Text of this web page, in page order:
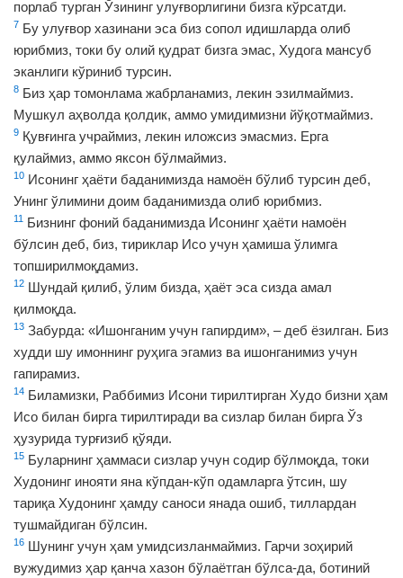
порлаб турган Ўзининг улуғворлигини бизга кўрсатди.
7 Бу улуғвор хазинани эса биз сопол идишларда олиб
юрибмиз, токи бу олий қудрат бизга эмас, Худога мансуб
эканлиги кўриниб турсин.
8 Биз ҳар томонлама жабрланамиз, лекин эзилмаймиз.
Мушкул аҳволда қолдик, аммо умидимизни йўқотмаймиз.
9 Қувғинга учраймиз, лекин иложсиз эмасмиз. Ерга
қулаймиз, аммо яксон бўлмаймиз.
10 Исонинг ҳаёти баданимизда намоён бўлиб турсин деб,
Унинг ўлимини доим баданимизда олиб юрибмиз.
11
Бизнинг фоний баданимизда Исонинг ҳаёти намоён
бўлсин деб, биз, тириклар Исо учун ҳамиша ўлимга
топширилмоқдамиз.
12 Шундай қилиб, ўлим бизда, ҳаёт эса сизда амал
қилмоқда.
13 Забурда: «Ишонганим учун гапирдим», – деб ёзилган. Биз
худди шу имоннинг руҳига эгамиз ва ишонганимиз учун
гапирамиз.
14 Биламизки, Раббимиз Исони тирилтирган Худо бизни ҳам
Исо билан бирга тирилтиради ва сизлар билан бирга Ўз
ҳузурида турғизиб қўяди.
15 Буларнинг ҳаммаси сизлар учун содир бўлмоқда, токи
Худонинг инояти яна кўпдан-кўп одамларга ўтсин, шу
тариқа Худонинг ҳамду саноси янада ошиб, тиллардан
тушмайдиган бўлсин.
16 Шунинг учун ҳам умидсизланмаймиз. Гарчи зоҳирий
вужудимиз ҳар қанча хазон бўлаётган бўлса-да, ботиний